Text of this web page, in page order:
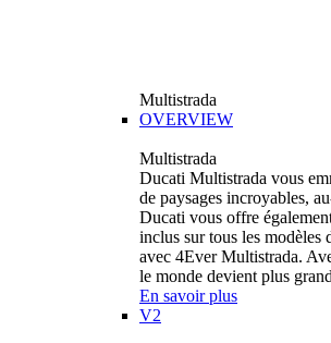
Multistrada
OVERVIEW
Multistrada
Ducati Multistrada vous
de paysages incroyables,
Ducati vous offre
inclus sur tous les modèles
avec 4Ever Multistrada.
le monde devient plus
En savoir plus
V2